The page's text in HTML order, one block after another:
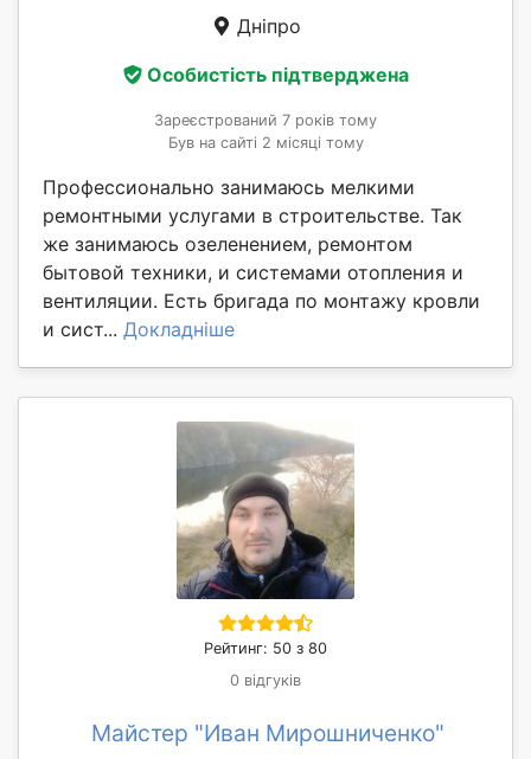
Дніпро
Особистість підтверджена
Зареєстрований 7 років тому
Був на сайті 2 місяці тому
Профессионально занимаюсь мелкими
ремонтными услугами в строительстве. Так
же занимаюсь озеленением, ремонтом
бытовой техники, и системами отопления и
вентиляции. Есть бригада по монтажу кровли
и сист... Докладніше
Рейтинг: 50 з 80
0 відгуків
Майстер "Иван Мирошниченко"